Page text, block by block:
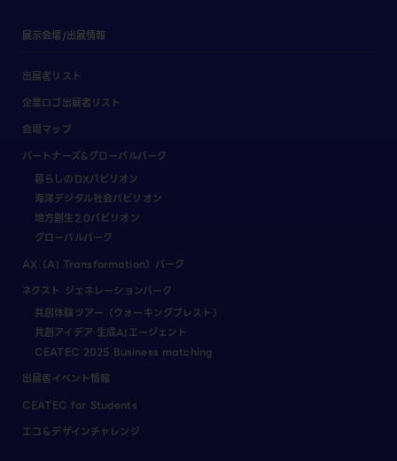
展示会場/出展情報
出展者リスト
企業ロゴ出展者リスト
会場マップ
パートナーズ&グローバルパーク
暮らしのDXパビリオン
海洋デジタル社会パビリオン
地方創生2.0パビリオン
グローバルパーク
AX（AI Transformation）パーク
ネクスト ジェネレーションパーク
共創体験ツアー（ウォーキングブレスト）
共創アイデア 生成AIエージェント
CEATEC 2025 Business matching
出展者イベント情報
CEATEC for Students
エコ＆デザインチャレンジ